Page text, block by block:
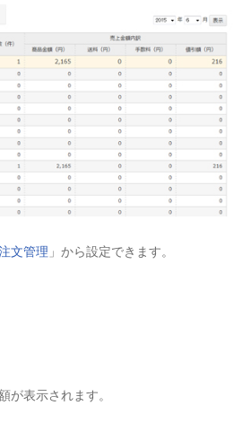
文管理 」から設定できます。
が表示されます。